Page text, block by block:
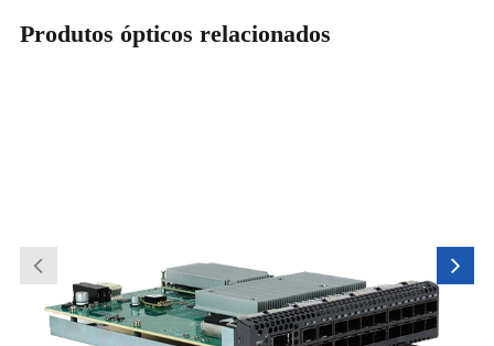
Produtos ópticos relacionados